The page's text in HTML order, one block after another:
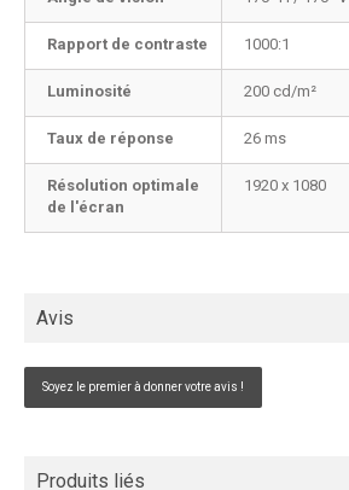
Rapport de contraste 1000:1
Luminosité 200 cd/m²
Taux de réponse 26 ms
Résolution optimale
de l'écran
1920 x 1080
Avis
Soyez le premier à donner votre avis !
Produits liés